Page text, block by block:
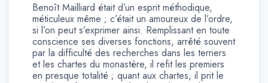
Benoît Mailliard était d’un esprit méthodique,
méticuleux même ; c’était un amoureux de l’ordre,
si l’on peut s’exprimer ainsi. Remplissant en toute
conscience ses diverses fonctions, arrêté souvent
par la difficulté des recherches dans les terriers
et les chartes du monastère, il refit les premiers
en presque totalité ; quant aux chartes, il prit le